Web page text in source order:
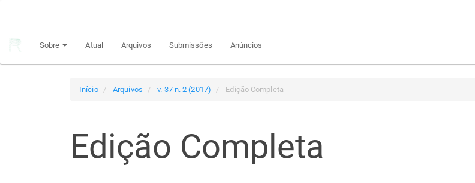
principal
Sobre Atual Arquivos Submissões Anúncios
Início Arquivos v. 37 n. 2 (2017) Edição Completa
Edição Completa